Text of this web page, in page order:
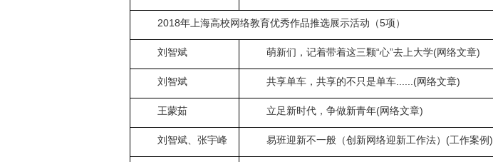
2018年上海高校网络教育优秀作品推选展示活动（5项）
刘智斌 萌新们，记着带着这三颗“心”去上大学(网络文章)
刘智斌 共享单车，共享的不只是单车......(网络文章)
王蒙茹 立足新时代，争做新青年(网络文章)
刘智斌、张宇峰 易班迎新不一般（创新网络迎新工作法）(工作案例)